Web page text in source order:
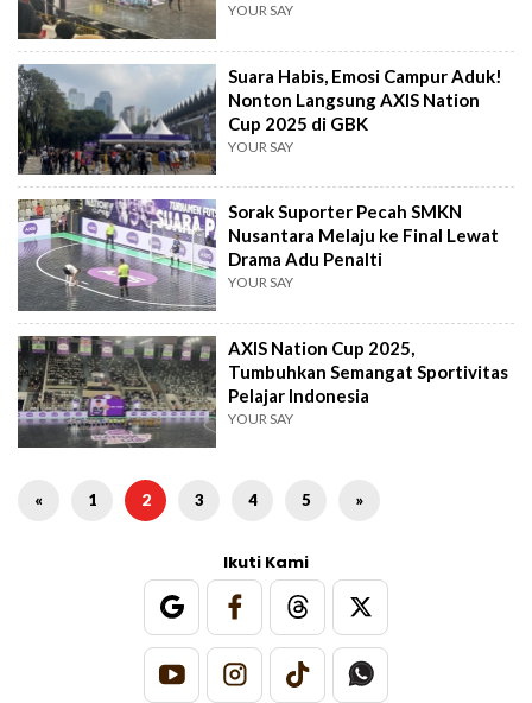
YOUR SAY
Suara Habis, Emosi Campur Aduk!
Nonton Langsung AXIS Nation
Cup 2025 di GBK
YOUR SAY
Sorak Suporter Pecah SMKN
Nusantara Melaju ke Final Lewat
Drama Adu Penalti
YOUR SAY
AXIS Nation Cup 2025,
Tumbuhkan Semangat Sportivitas
Pelajar Indonesia
YOUR SAY
« 1 2 3 4 5 »
Ikuti Kami